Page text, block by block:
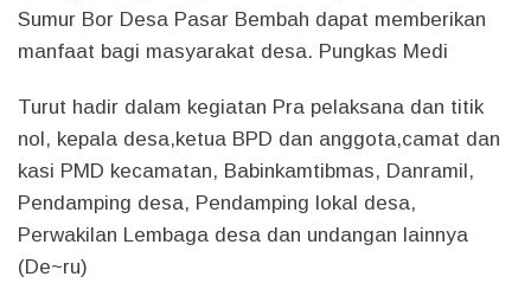
Sumur Bor Desa Pasar Bembah dapat memberikan
manfaat bagi masyarakat desa. Pungkas Medi
Turut hadir dalam kegiatan Pra pelaksana dan titik
nol, kepala desa,ketua BPD dan anggota,camat dan
kasi PMD kecamatan, Babinkamtibmas, Danramil,
Pendamping desa, Pendamping lokal desa,
Perwakilan Lembaga desa dan undangan lainnya
(De~ru)